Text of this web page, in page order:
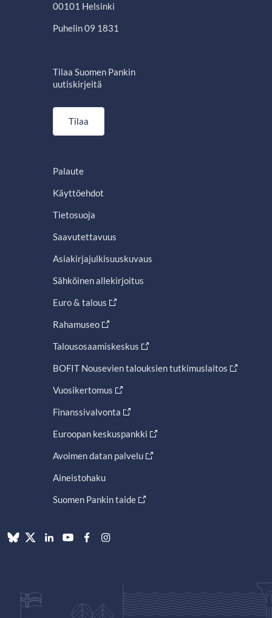
00101 Helsinki
Puhelin 09 1831
Tilaa Suomen Pankin
uutiskirjeitä
Tilaa
Palaute
Käyttöehdot
Tietosuoja
Saavutettavuus
Asiakirjajulkisuuskuvaus
Sähköinen allekirjoitus
Euro & talous
Rahamuseo
Talousosaamiskeskus
BOFIT Nousevien talouksien tutkimuslaitos
Vuosikertomus
Finanssivalvonta
Euroopan keskuspankki
Avoimen datan palvelu
Aineistohaku
Suomen Pankin taide